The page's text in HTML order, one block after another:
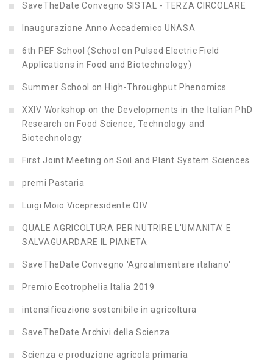
SaveTheDate Convegno SISTAL - TERZA CIRCOLARE
Inaugurazione Anno Accademico UNASA
6th PEF School (School on Pulsed Electric Field
Applications in Food and Biotechnology)
Summer School on High-Throughput Phenomics
XXIV Workshop on the Developments in the Italian PhD
Research on Food Science, Technology and
Biotechnology
First Joint Meeting on Soil and Plant System Sciences
premi Pastaria
Luigi Moio Vicepresidente OIV
QUALE AGRICOLTURA PER NUTRIRE L'UMANITA’ E
SALVAGUARDARE IL PIANETA
SaveTheDate Convegno 'Agroalimentare italiano'
Premio Ecotrophelia Italia 2019
intensificazione sostenibile in agricoltura
SaveTheDate Archivi della Scienza
Scienza e produzione agricola primaria